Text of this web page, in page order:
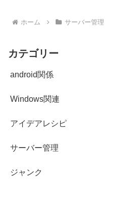
ホーム サーバー管理
カテゴリー
android関係
Windows関連
アイデアレシピ
サーバー管理
ジャンク